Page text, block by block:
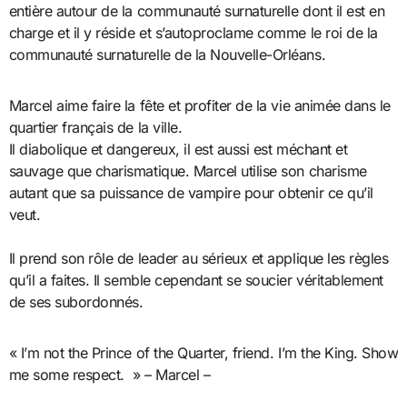
entière autour de la communauté surnaturelle dont il est en
charge et il y réside et s’autoproclame comme le roi de la
communauté surnaturelle de la Nouvelle-Orléans.
Marcel aime faire la fête et profiter de la vie animée dans le
quartier français de la ville.
Il diabolique et dangereux, il est aussi est méchant et
sauvage que charismatique. Marcel utilise son charisme
autant que sa puissance de vampire pour obtenir ce qu’il
veut.
Il prend son rôle de leader au sérieux et applique les règles
qu’il a faites. Il semble cependant se soucier véritablement
de ses subordonnés.
« I’m not the Prince of the Quarter, friend. I’m the King. Show
me some respect. » – Marcel –